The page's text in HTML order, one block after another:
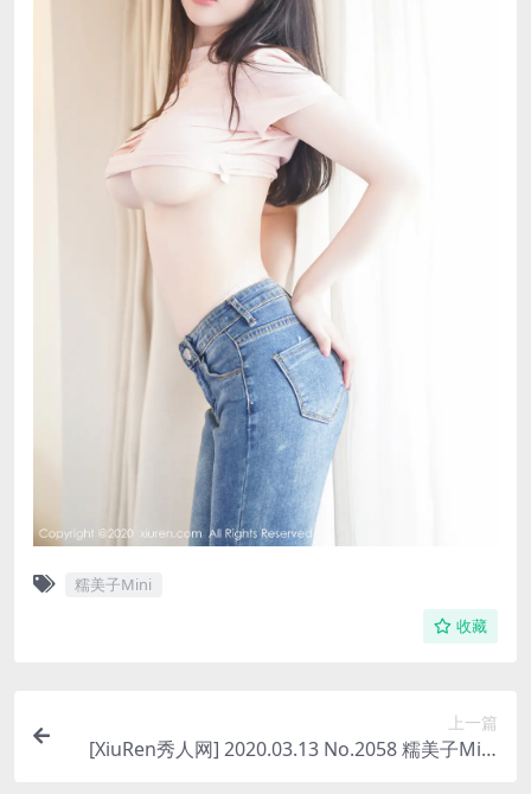
糯美子Mini
收藏
上一篇
[XiuRen秀人网] 2020.03.13 No.2058 糯美子Mini